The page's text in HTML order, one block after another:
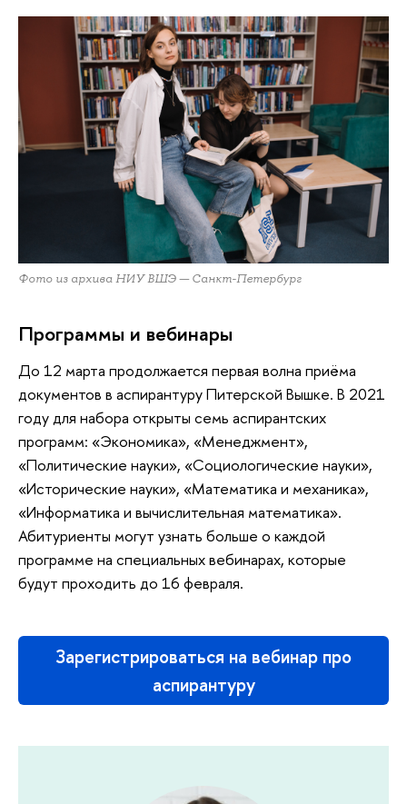
Фото из архива НИУ ВШЭ — Санкт-Петербург
Программы и вебинары
До 12 марта продолжается первая волна приёма
документов в аспирантуру Питерской Вышке. В 2021
году для набора открыты семь аспирантских
программ: «Экономика», «Менеджмент»,
«Политические науки», «Социологические науки»,
«Исторические науки», «Математика и механика»,
«Информатика и вычислительная математика».
Абитуриенты могут узнать больше о каждой
программе на специальных вебинарах, которые
будут проходить до 16 февраля.
Зарегистрироваться на вебинар про
аспирантуру